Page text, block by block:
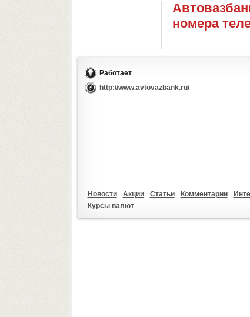
номера
Работает
http://www.avtovazbank.ru/
Новости Акции Статьи Комментарии
Курсы валют